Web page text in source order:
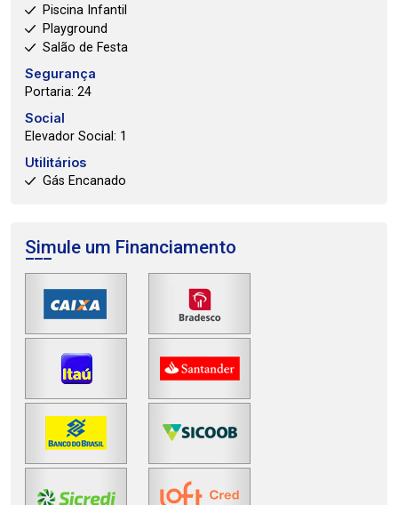
Piscina Infantil
Playground
Salão de Festa
Segurança
Portaria: 24
Social
Elevador Social: 1
Utilitários
Gás Encanado
Simule um Financiamento